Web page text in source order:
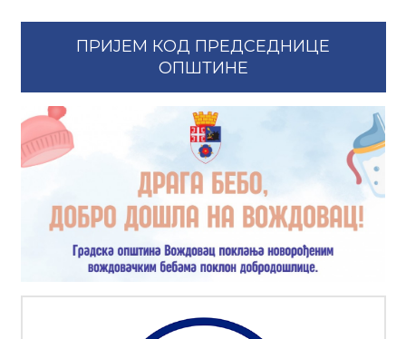
ПРИЈЕМ КОД ПРЕДСЕДНИЦЕ
ОПШТИНЕ